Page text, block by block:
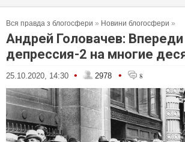
Вся правда з блогосфери » Новини блогосфери »
Андрей Головачев:
депрессия-2 на многие
25.10.2020, 14:30 • 2978 • 8